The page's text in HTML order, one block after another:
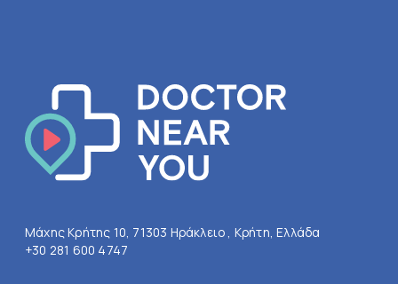
Μάχης Κρήτης 10, 71303 Ηράκλειο , Κρήτη, Ελλάδα
+30 281 600 4747